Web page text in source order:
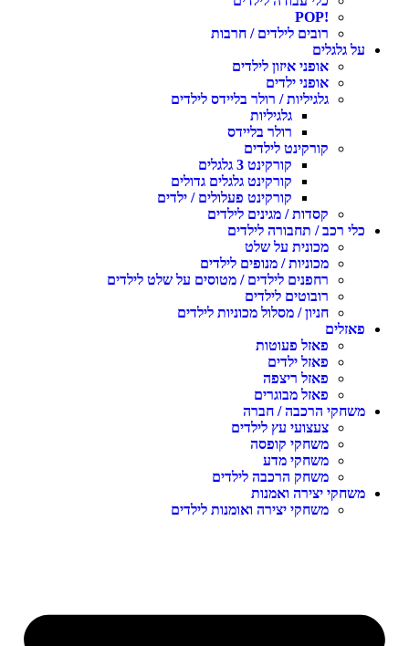
רובים לילדים / חרבות
גלגלים
אופני איזון לילדים
אופני ילדים
גלגיליות / רולר בליידס לילדים
גלגיליות
רולר בליידס
קורקינט לילדים
קורקינט 3 גלגלים
קורקינט גלגלים גדולים
קורקינט פעלולים / ילדים
קסדות / מגינים לילדים
רכב / תחבורה לילדים
מכונית על שלט
מכוניות / מנופים לילדים
רחפנים לילדים / מטוסים על שלט לילדים
רובוטים לילדים
חניון / מסלול מכוניות לילדים
פאזל פעוטות
פאזל ילדים
פאזל ריצפה
פאזל מבוגרים
הרכבה / חברה
צעצועי עץ לילדים
משחקי קופסה
משחקי מדע
משחק הרכבה לילדים
יצירה ואמנות
משחקי יצירה ואומנות לילדים